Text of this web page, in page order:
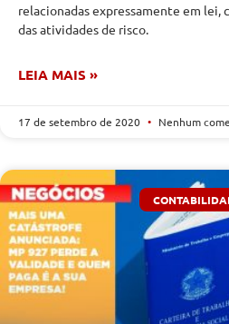
relacionadas expressamente em lei,
das atividades de risco.
LEIA MAIS »
17 de setembro de 2020 Nenhum